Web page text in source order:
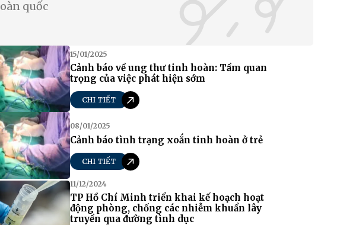
quốc
15/01/2025
Cảnh báo về ung thư tinh hoàn: Tầm quan
trọng của việc phát hiện sớm
CHI TIẾT
08/01/2025
Cảnh báo tình trạng xoắn tinh hoàn ở trẻ
CHI TIẾT
11/12/2024
TP Hồ Chí Minh triển khai kế hoạch hoạt
động phòng, chống các nhiễm khuẩn lây
truyền qua đường tình dục